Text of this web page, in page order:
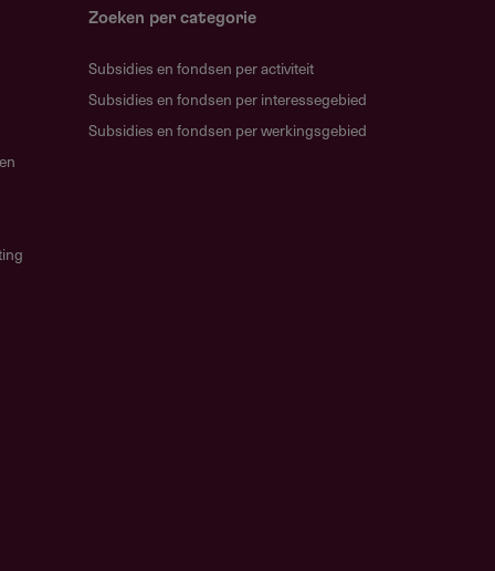
Zoeken per categorie
Subsidies en fondsen per activiteit
Subsidies en fondsen per interessegebied
Subsidies en fondsen per werkingsgebied